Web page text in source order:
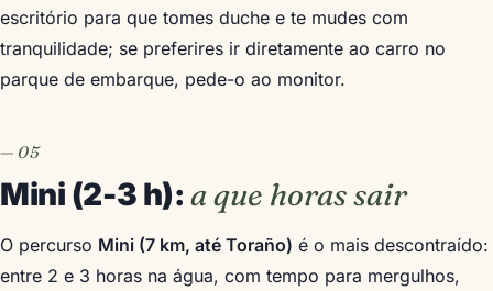
escritório para que tomes duche e te mudes com
tranquilidade; se preferires ir diretamente ao carro no
parque de embarque, pede-o ao monitor.
Mini (2-3 h):a que horas sair
O percurso Mini (7 km, até Toraño) é o mais descontraído:
entre 2 e 3 horas na água, com tempo para mergulhos,